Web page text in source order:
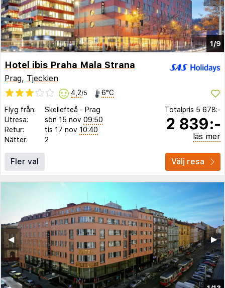
1/9
Hotel ibis Praha Mala Strana
Prag, Tjeckien
4,2/5 6°C
Flyg från: Skellefteå - Prag
Utresa:
sön 15 nov 09:50
Retur:
tis 17 nov 10:40
Nätter:
2
Totalpris 5 678:-
2 839:-
läs mer
Fler val Välj resa
▶︎
◀︎